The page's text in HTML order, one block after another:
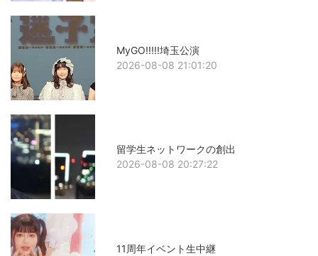
MyGO!!!!!埼玉公演
2026-08-08 21:01:20
留学生ネットワークの創出
2026-08-08 20:27:22
11周年イベント生中継